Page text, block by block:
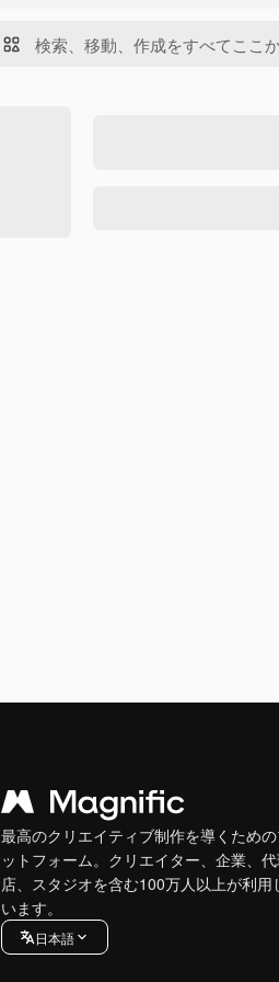
最高のクリエイティブ制作を導くための
ットフォーム。クリエイター、企業、
店、スタジオを含む100万人以上が利用
います。
日本語